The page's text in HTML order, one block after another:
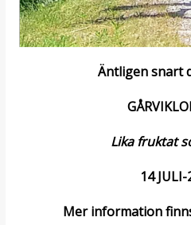
Äntligen snart
Lika fruktat
14
Mer information